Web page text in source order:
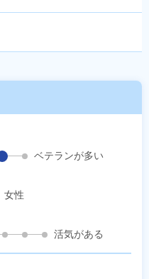
ベテランが多い
女性
活気がある